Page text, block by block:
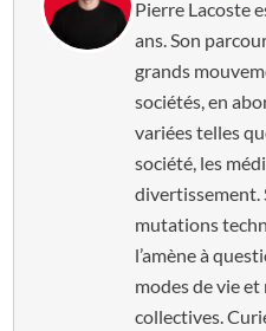
Pierre Lacoste
ans. Son
grands
sociétés, en
variées telles
société, les
divertissement.
mutations
l’amène à
modes de vie
collectives.